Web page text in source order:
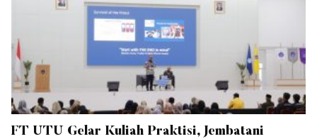
FT UTU Gelar Kuliah Praktisi, Jembatani